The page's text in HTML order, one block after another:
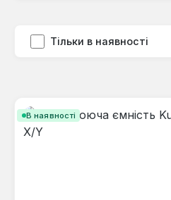
Тільки в наявності
В наявності